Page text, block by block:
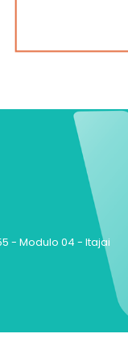
- Modulo 04 - Itajai